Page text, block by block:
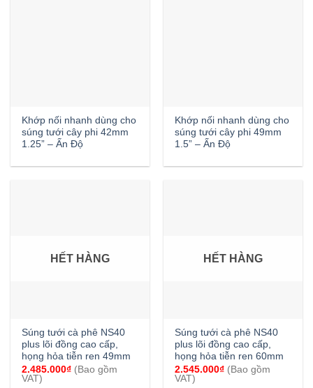
Khớp nối nhanh dùng cho
súng tưới cây phi 42mm
1.25” – Ấn Độ
Khớp nối nhanh dùng cho
súng tưới cây phi 49mm
1.5” – Ấn Độ
HẾT HÀNG
Súng tưới cà phê NS40
plus lõi đồng cao cấp,
họng hỏa tiễn ren 49mm
2.485.000₫ (Bao gồm
VAT)
HẾT HÀNG
Súng tưới cà phê NS40
plus lõi đồng cao cấp,
họng hỏa tiễn ren 60mm
2.545.000₫ (Bao gồm
VAT)